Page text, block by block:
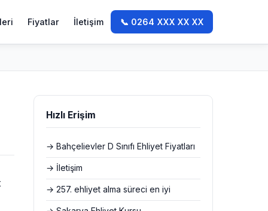
Fiyatlar İletişim 📞 0264 XXX XX XX
Hızlı Erişim
→ Bahçelievler D Sınıfı Ehliyet Fiyatları
→ İletişim
→ 257. ehliyet alma süreci en iyi